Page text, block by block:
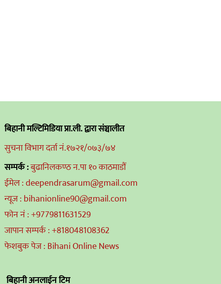
बिहानी मल्टिमिडिया प्रा.ली. द्वारा संञ्चालीत
सुचना विभाग दर्ता नं.१७२१/०७३/७४
सम्पर्क :बुढानिलकण्ठ न.पा १० काठमाडौं
ईमेल : deependrasarum@gmail.com
न्यूज : bihanionline90@gmail.com
फोन नं : +9779811631529
जापान सम्पर्क : +818048108362
फेशबुक पेज : Bihani Online News
बिहानी अनलाईन टिम